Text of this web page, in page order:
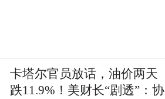
卡塔尔官员放话，油价两天
跌11.9%！美财长“剧透”：协